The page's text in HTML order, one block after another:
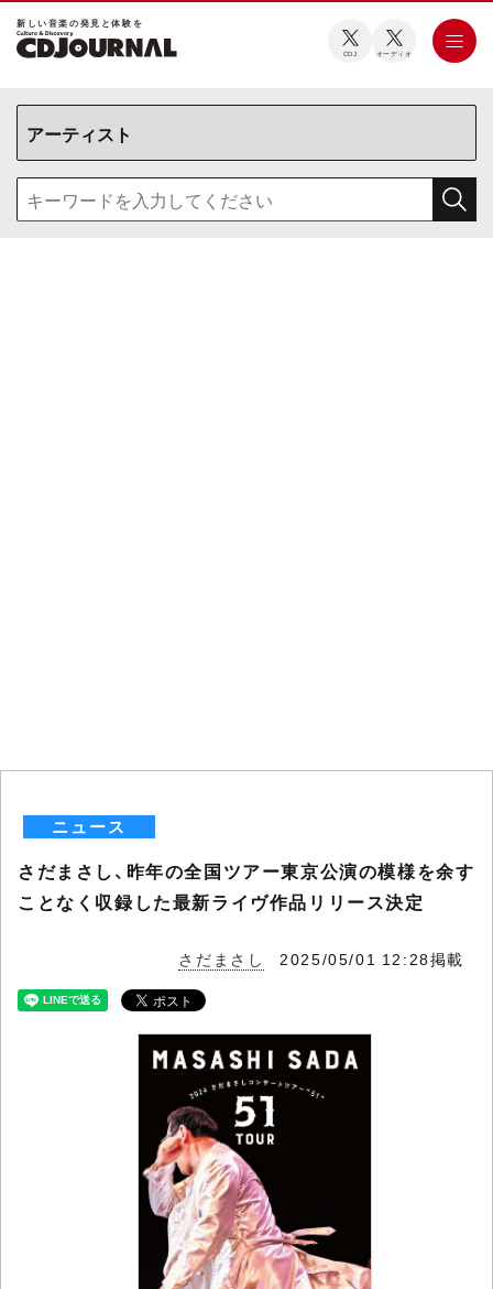
新しい⾳楽の発⾒と体験を
CDJ オーディオ
ニュース
さだまさし、昨年の全国ツアー東京公演の模様を余す
ことなく収録した最新ライヴ作品リリース決定
さだまさし 2025/05/01 12:28掲載